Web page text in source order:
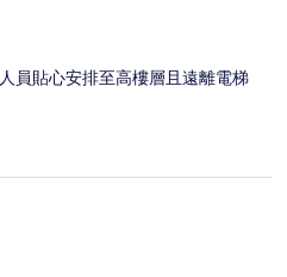
員貼心安排至高樓層且遠離電梯